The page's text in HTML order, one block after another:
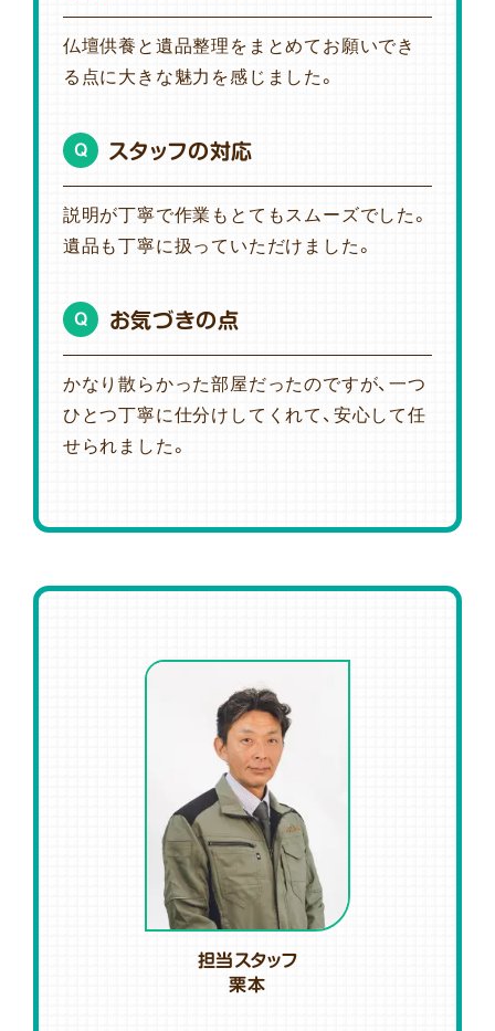
仏壇供養と遺品整理をまとめてお願いでき
る点に大きな魅力を感じました。
Q スタッフの対応
説明が丁寧で作業もとてもスムーズでした。
遺品も丁寧に扱っていただけました。
Q お気づきの点
かなり散らかった部屋だったのですが、一つ
ひとつ丁寧に仕分けしてくれて、安心して任
せられました。
担当スタッフ
栗本